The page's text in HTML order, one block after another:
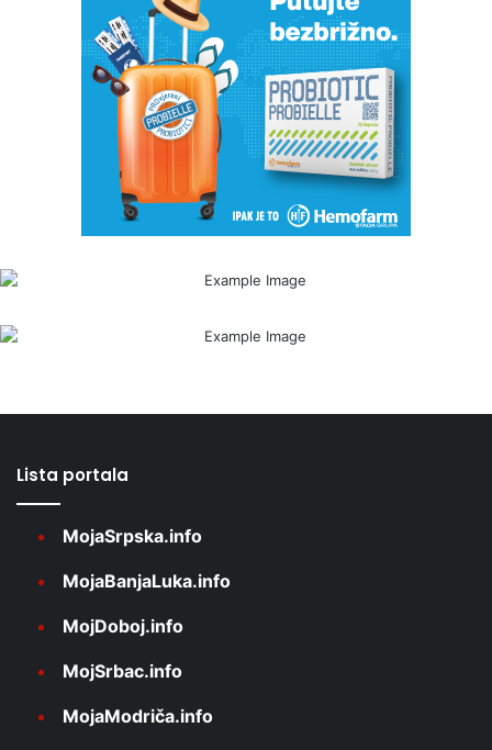
Lista portala
MojaSrpska.info
MojaBanjaLuka.info
MojDoboj.info
MojSrbac.info
MojaModriča.info